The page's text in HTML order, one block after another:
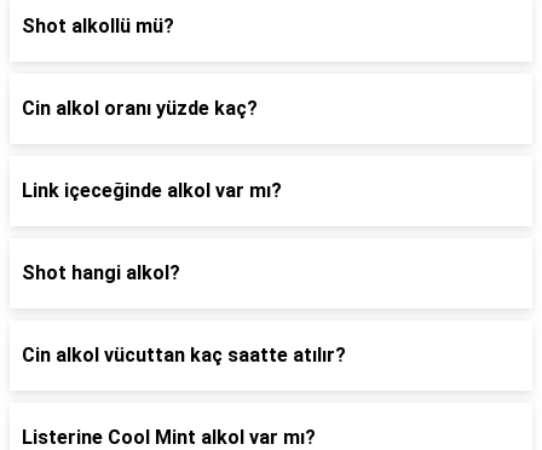
Shot alkollü mü?
Cin alkol oranı yüzde kaç?
Link içeceğinde alkol var mı?
Shot hangi alkol?
Cin alkol vücuttan kaç saatte atılır?
Listerine Cool Mint alkol var mı?